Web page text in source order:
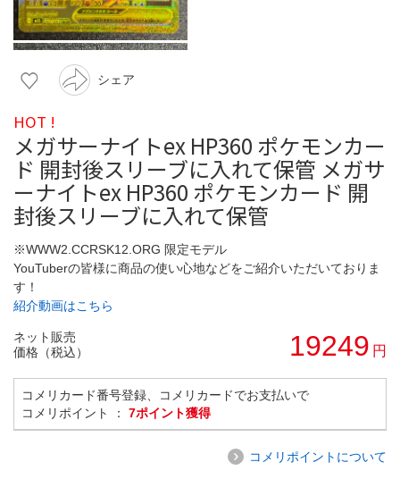
シェア
HOT !
メガサーナイトex HP360 ポケモンカー
ド 開封後スリーブに入れて保管 メガサ
ーナイトex HP360 ポケモンカード 開
封後スリーブに入れて保管
※WWW2.CCRSK12.ORG 限定モデル
YouTuberの皆様に商品の使い心地などをご紹介いただいておりま
す！
紹介動画はこちら
ネット販売
価格（税込）
19249 円
コメリカード番号登録、コメリカードでお支払いで
コメリポイント ： 7ポイント獲得
コメリポイントについて